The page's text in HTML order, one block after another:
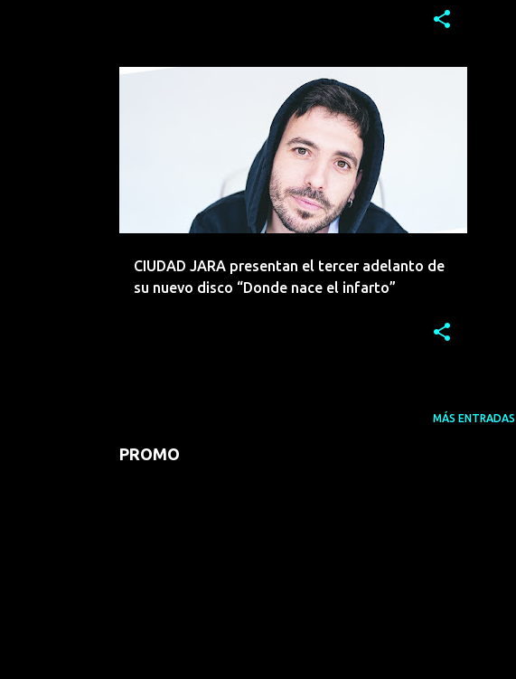
CIUDAD JARA presentan el tercer adelanto de
su nuevo disco “Donde nace el infarto”
CIUDAD JARA EMERGENTES
MÁS ENTRADAS
PROMO